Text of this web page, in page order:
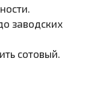
заводских
сотовый.